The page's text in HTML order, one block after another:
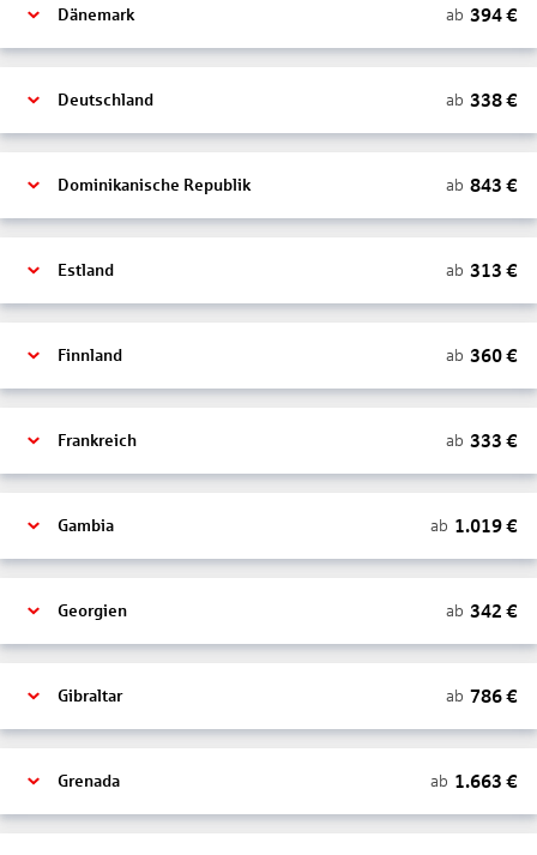
Dänemark ab 394€
Deutschland ab 338€
Dominikanische Republik ab 843 €
Estland ab 313 €
Finnland ab 360€
Frankreich ab 333 €
Gambia ab 1.019€
Georgien ab 342 €
Gibraltar ab 786€
Grenada ab 1.663 €